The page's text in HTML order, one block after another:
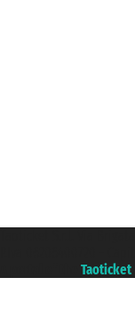
Taoticket